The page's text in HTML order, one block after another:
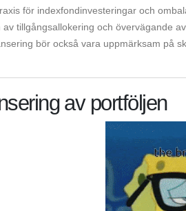
för indexfondinvesteringar och
av tillgångsallokering och övervägande
bör också vara uppmärksam på
av portföljen